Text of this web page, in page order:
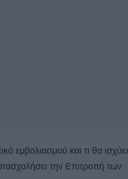
εμβολιασμού και τι θα ισχύει
την Επιτροπή των